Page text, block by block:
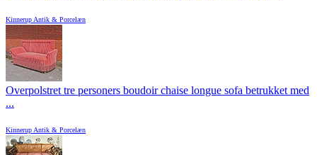
Kinnerup Antik & Porcelæn
Overpolstret tre personers boudoir chaise longue sofa betrukket med
...
Kinnerup Antik & Porcelæn